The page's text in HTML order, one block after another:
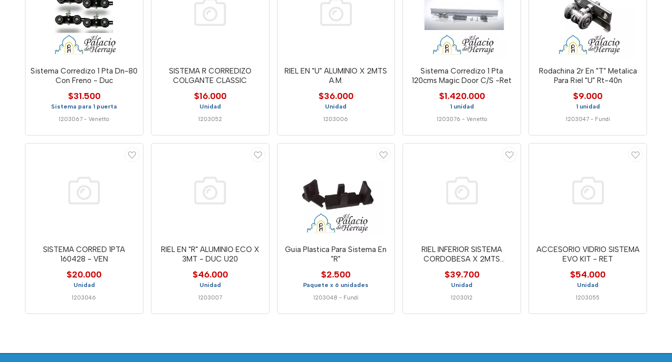
Sistema Corredizo 1 Pta Dn-80
Con Freno - Duc
$31.500
Sistema para 1 puerta
1203067 -Venetto
SISTEMA R CORREDIZO
COLGANTE CLASSIC
$16.000
Unidad
1203052
RIEL EN "U" ALUMINIO X 2MTS
A.M.
$36.000
Unidad
1203006
Sistema Corredizo 1 Pta
120cms Magic Door C/S -Ret
$1.420.000
1 unidad
1203076 - Venetto
Rodachina 2r En "T" Metalica
Para Riel "U" Rt-40n
$9.000
1 unidad
1203047 - Fundi
SISTEMA CORRED 1PTA
160428 - VEN
$20.000
Unidad
1203046
RIEL EN "R" ALUMINIO ECO X
3MT - DUC U20
$46.000
Unidad
1203007
Guia Plastica Para Sistema En
"R"
$2.500
Paquete x 6 unidades
1203048 - Fundi
RIEL INFERIOR SISTEMA
CORDOBESA X 2MTS
PERALM27B
$39.700
Unidad
1203012
ACCESORIO VIDRIO SISTEMA
EVO KIT - RET
$54.000
Unidad
1203055